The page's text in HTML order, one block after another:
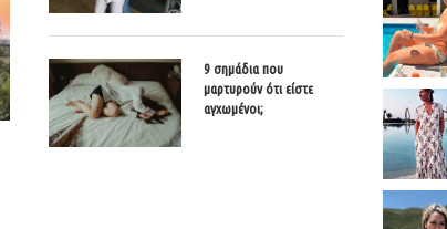
9 σημάδια που
μαρτυρούν ότι είστε
αγχωμένοι;